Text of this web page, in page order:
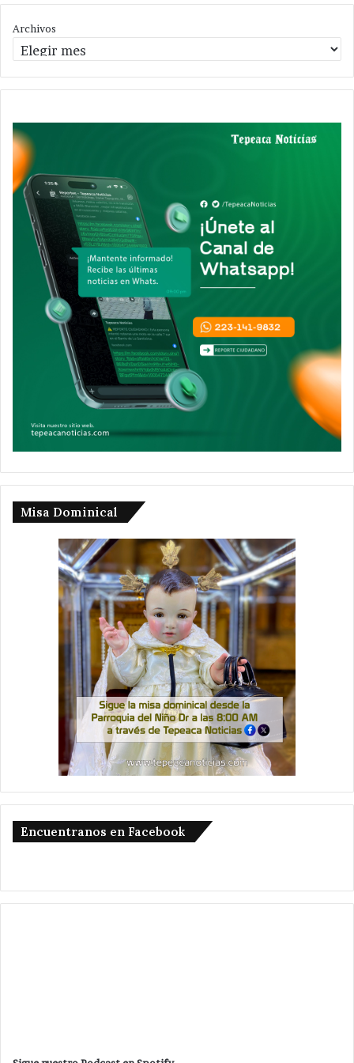
Archivos
Misa Dominical
Encuentranos en Facebook